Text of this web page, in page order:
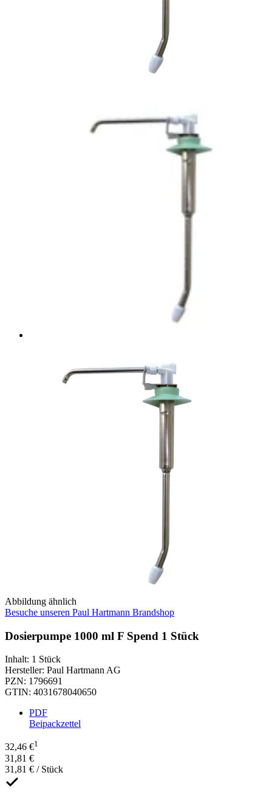
Abbildung ähnlich
Besuche unseren Paul Hartmann Brandshop
Dosierpumpe 1000 ml F Spend 1 Stück
Inhalt: 1 Stück
Hersteller: Paul Hartmann AG
PZN: 1796691
GTIN: 4031678040650
PDF
Beipackzettel
32,46 €1
31,81 €
31,81 € / Stück